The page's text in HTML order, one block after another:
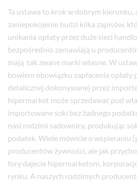
Ta ustawa to krok w dobrym kierunku,
zaniepokojenie budzi kilka zapisów,
unikania opłaty przez duże sieci
bezpośrednio zamawiają u
mają tak zwane marki własne. W
bowiem obowiązku zapłacenia opłaty
detalicznej dokonywanej przez
hipermarket może sprzedawać pod
importowane soki bez żadnego
nasi rodzimi sadownicy, produkując
podatek. Wiele mówicie o wspieraniu
producentów żywności, ale jak
fory dajecie hipermarketom,
rynku. A naszych rodzimych